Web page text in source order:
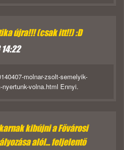
újra!!! (csak itt!!) :D
molnar-zsolt-semelyik-
volna.html Ennyi.
kibújni a Fővárosi
alól... feljelentő